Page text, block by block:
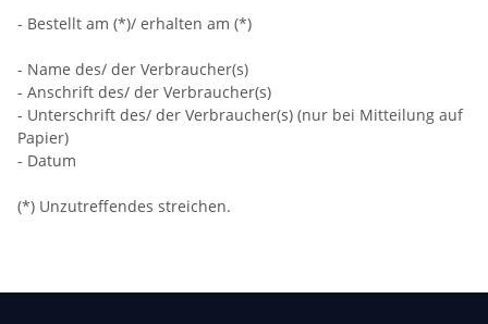
- Bestellt am (*)/ erhalten am (*)
- Name des/ der Verbraucher(s)
- Anschrift des/ der Verbraucher(s)
- Unterschrift des/ der Verbraucher(s) (nur bei Mitteilung auf
Papier)
- Datum
(*) Unzutreffendes streichen.